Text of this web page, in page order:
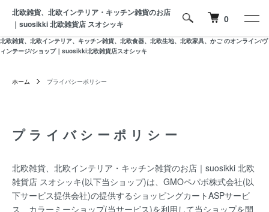
北欧雑貨、北欧インテリア、キッチン雑貨、北欧食器、北欧生地、北欧家具、かご のオンライン/ヴ
ィンテージ/ショップ｜suosikki北欧雑貨店スオシッキ
北欧雑貨、北欧インテリア・キッチン雑貨のお店
｜suosikki 北欧雑貨店 スオシッキ
0
ホーム プライバシーポリシー
プライバシーポリシー
北欧雑貨、北欧インテリア・キッチン雑貨のお店｜suosikki 北欧
雑貨店 スオシッキ(以下当ショップ)は、 GMOペパボ株式会社(以
下サービス提供会社)の提供するショッピングカートASPサービ
ス カラーミーショップ(当サービス)を利用して当ショップを開